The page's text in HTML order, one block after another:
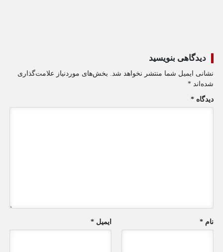
دیدگاهی بنویسید
نشانی ایمیل شما منتشر نخواهد شد.
بخش‌های موردنیاز علامت‌گذاری
شده‌اند*
دیدگاه*
نام* ایمیل *